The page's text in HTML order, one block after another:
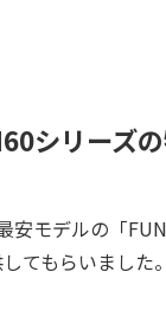
シリーズ
安モデルの「
てもらいました